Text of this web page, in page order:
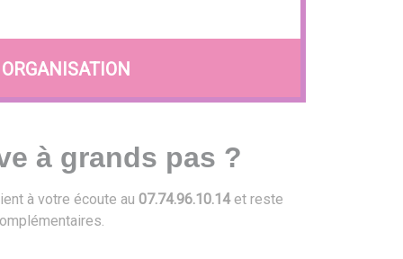
ORGANISATION
à grands pas ?
à votre écoute au 07.74.96.10.14et reste